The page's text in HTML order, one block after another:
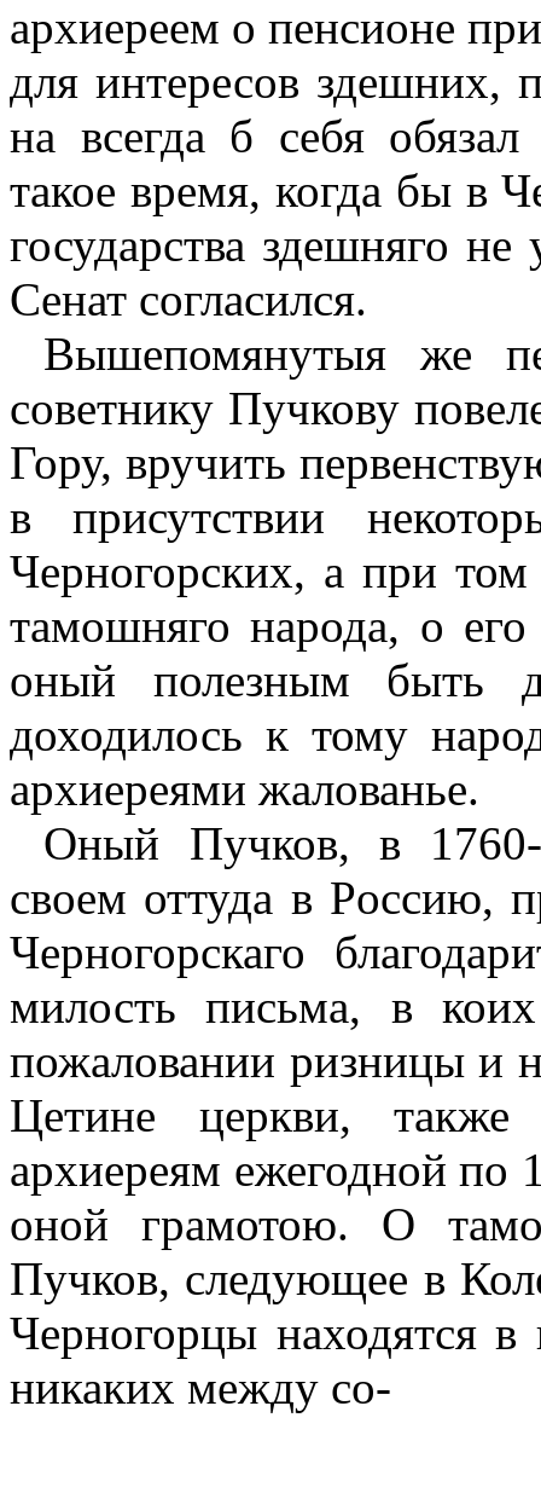
архиереем о пенсионе
для интересов здешних,
на всегда б себя
такое время, когда бы в
государства здешняго
Сенат согласился.
Вышепомянутыя же
советнику Пучкову
Гору, вручить
в присутствии
Черногорских, а при том
тамошняго народа, о
оный полезным быть
доходилось к тому
архиереями жалованье.
Оный Пучков, в
своем оттуда в Poccию,
Черногорскаго
милость письма, в
пожаловании ризницы и
Цетине церкви,
архиереям ежегодной по
оной грамотою. О
Пучков, следующее в
Черногорцы находятся
никаких между со-